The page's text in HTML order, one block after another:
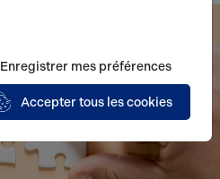
Enregistrer mes préférences
Accepter tous les cookies